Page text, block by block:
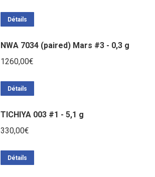
188,40€.160,80€.
Détails
NWA 7034 (paired) Mars #3 - 0,3 g
1260,00€
Détails
TICHIYA 003 #1 - 5,1 g
330,00€
Détails